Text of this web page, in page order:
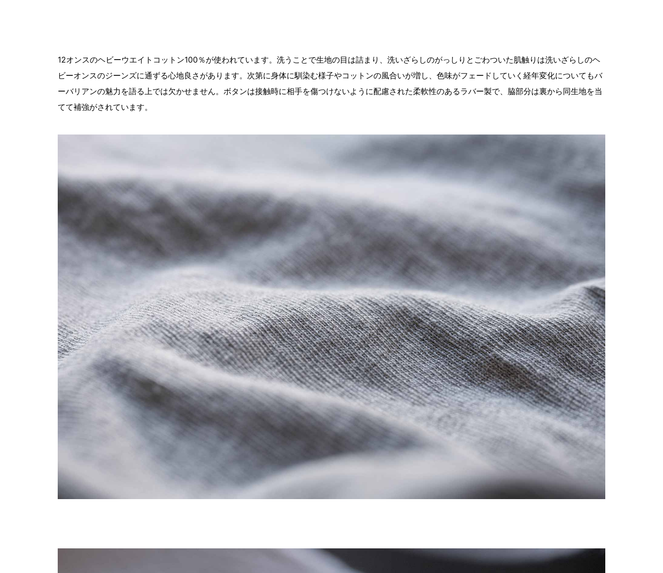
12オンスのヘビーウエイトコットン100％が使われています。洗うことで生地の目は詰まり、洗いざらしのがっしりとごわついた肌触りは洗いざらしのヘ
ビーオンスのジーンズに通ずる心地良さがあります。次第に身体に馴染む様子やコットンの風合いが増し、色味がフェードしていく経年変化についてもバ
ーバリアンの魅力を語る上では欠かせません。ボタンは接触時に相手を傷つけないように配慮された柔軟性のあるラバー製で、脇部分は裏から同生地を当
てて補強がされています。